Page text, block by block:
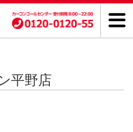
平野店